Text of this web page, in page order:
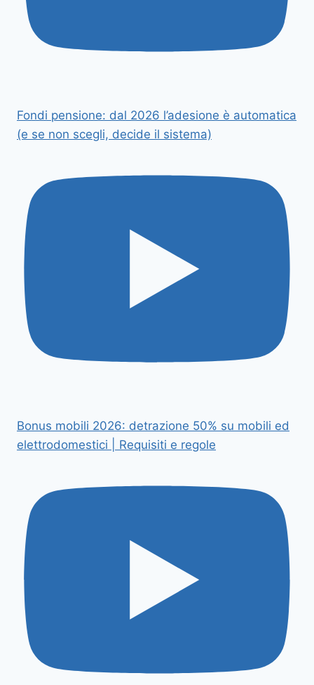
Fondi pensione: dal 2026 l’adesione è automatica
(e se non scegli, decide il sistema)
Bonus mobili 2026: detrazione 50% su mobili ed
elettrodomestici | Requisiti e regole